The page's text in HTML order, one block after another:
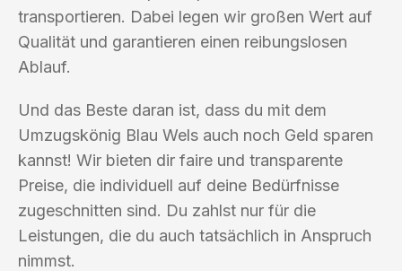
transportieren. Dabei legen wir großen Wert auf
Qualität und garantieren einen reibungslosen
Ablauf.
Und das Beste daran ist, dass du mit dem
Umzugskönig Blau Wels auch noch Geld sparen
kannst! Wir bieten dir faire und transparente
Preise, die individuell auf deine Bedürfnisse
zugeschnitten sind. Du zahlst nur für die
Leistungen, die du auch tatsächlich in Anspruch
nimmst.